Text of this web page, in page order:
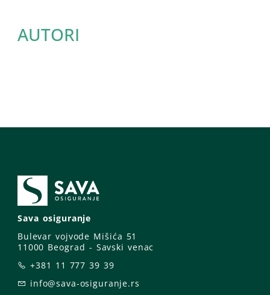
AUTORI
Sava osiguranje
Bulevar vojvode Mišića 51
11000 Beograd - Savski venac
+381 11 777 39 39
info@sava-osiguranje.rs